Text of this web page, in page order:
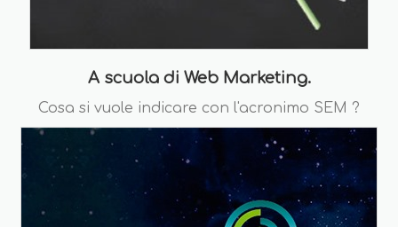
A scuola di Web Marketing.
Cosa si vuole indicare con l'acronimo SEM ?